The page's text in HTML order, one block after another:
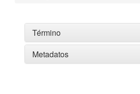
Término
Metadatos